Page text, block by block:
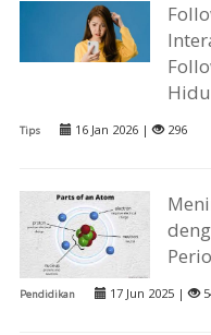
Tips 16 Jan 2026 | 296
Pendidikan 17 Jun 2025 |